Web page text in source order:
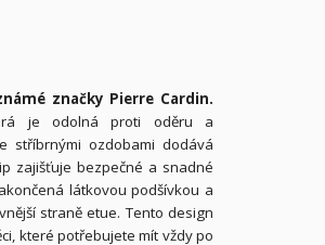
značky Pierre Cardin.
je odolná proti oděru a
stříbrnými ozdobami dodává
zajišťuje bezpečné a snadné
látkovou podšívkou a
straně etue. Tento design
které potřebujete mít vždy po